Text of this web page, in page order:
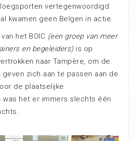
vertegenwoordigd.
kwamen geen Belgen in actie.
het BOIC (een groep van meer
en begeleiders)is op
naar Tampère, om de
zich aan te passen aan de
de plaatselijke
was het er immers slechts één